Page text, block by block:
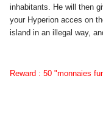
inhabitants. He will then
your Hyperion acces on
island in an illegal way,
Reward : 50 "monnaies